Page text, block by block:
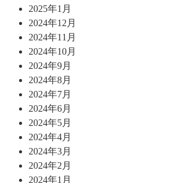
2025年1月
2024年12月
2024年11月
2024年10月
2024年9月
2024年8月
2024年7月
2024年6月
2024年5月
2024年4月
2024年3月
2024年2月
2024年1月